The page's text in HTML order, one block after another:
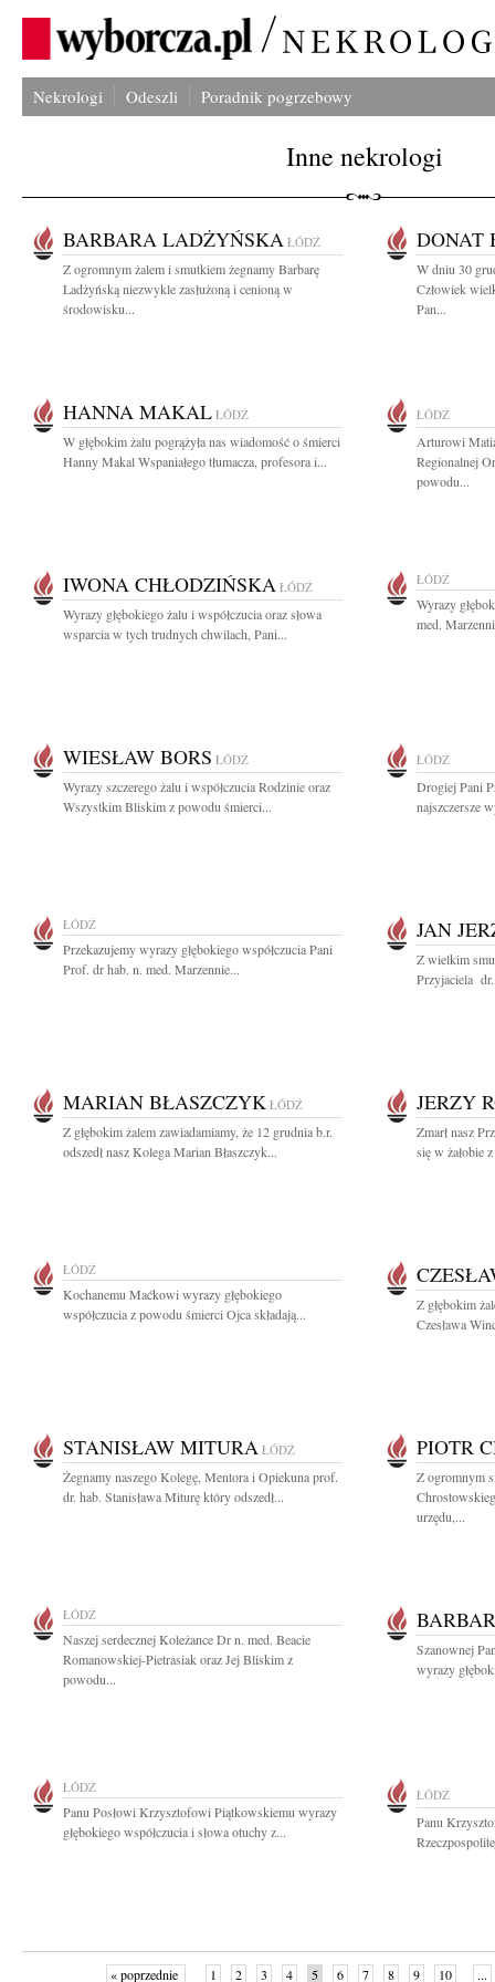
Nekrologi Odeszli Poradnik pogrzebowy
Inne nekrologi
BARBARA LADŻYŃSKA ŁÓDŹ
Z ogromnym żalem i smutkiem żegnamy Barbarę
Ladżyńską niezwykle zasłużoną i cenioną w
środowisku...
DONAT
W dniu 30
Człowiek
Pan...
HANNA MAKAL ŁÓDŹ
W głębokim żalu pogrążyła nas wiadomość o śmierci
Hanny Makal Wspaniałego tłumacza, profesora i...
ŁÓDŹ
Arturowi
Regionalnej
powodu...
IWONA CHŁODZIŃSKA ŁÓDŹ
Wyrazy głębokiego żalu i współczucia oraz słowa
wsparcia w tych trudnych chwilach, Pani...
ŁÓDŹ
Wyrazy
med.
WIESŁAW BORS ŁÓDŹ
Wyrazy szczerego żalu i współczucia Rodzinie oraz
Wszystkim Bliskim z powodu śmierci...
ŁÓDŹ
Drogiej Pani
najszczersze
ŁÓDŹ
Przekazujemy wyrazy głębokiego współczucia Pani
Prof. dr hab. n. med. Marzennie...
JAN
Z wielkim
Przyjaciela dr.
MARIAN BŁASZCZYK ŁÓDŹ
Z głębokim żalem zawiadamiamy, że 12 grudnia b.r.
odszedł nasz Kolega Marian Błaszczyk...
JERZY
Zmarł nasz
się w żałobie
ŁÓDŹ
Kochanemu Maćkowi wyrazy głębokiego
współczucia z powodu śmierci Ojca składają...
Z głębokim
Czesława
STANISŁAW MITURA ŁÓDŹ
Żegnamy naszego Kolegę, Mentora i Opiekuna prof.
dr. hab. Stanisława Miturę który odszedł...
PIOTR
Z ogromnym
urzędu,...
ŁÓDŹ
Naszej serdecznej Koleżance Dr n. med. Beacie
Romanowskiej-Pietrasiak oraz Jej Bliskim z
powodu...
Szanownej
wyrazy
ŁÓDŹ
Panu Posłowi Krzysztofowi Piątkowskiemu wyrazy
głębokiego współczucia i słowa otuchy z...
ŁÓDŹ
Panu
« poprzednie 1 2 3 4 5 6 7 8 9 10 ...